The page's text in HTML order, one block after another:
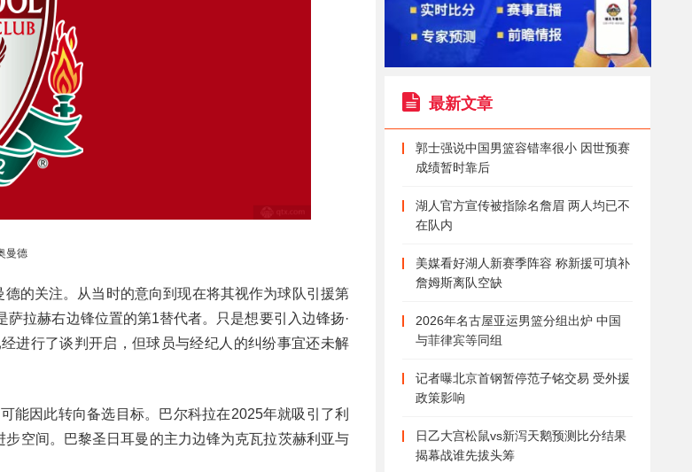
曼德
的关注。从当时的意向到现在将其视作为球队引援第
拉赫右边锋位置的第1替代者。只是想要引入边锋扬·
进行了谈判开启，但球员与经纪人的纠纷事宜还未解
能因此转向备选目标。巴尔科拉在2025年就吸引了利
空间。巴黎圣日耳曼的主力边锋为克瓦拉茨赫利亚与
最新文章
郭士强说中国男篮容错率很小 因世预赛
成绩暂时靠后
湖人官方宣传被指除名詹眉 两人均已不
在队内
美媒看好湖人新赛季阵容 称新援可填补
詹姆斯离队空缺
2026年名古屋亚运男篮分组出炉 中国
与菲律宾等同组
记者曝北京首钢暂停范子铭交易 受外援
政策影响
日乙大宫松鼠vs新泻天鹅预测比分结果
揭幕战谁先拔头筹